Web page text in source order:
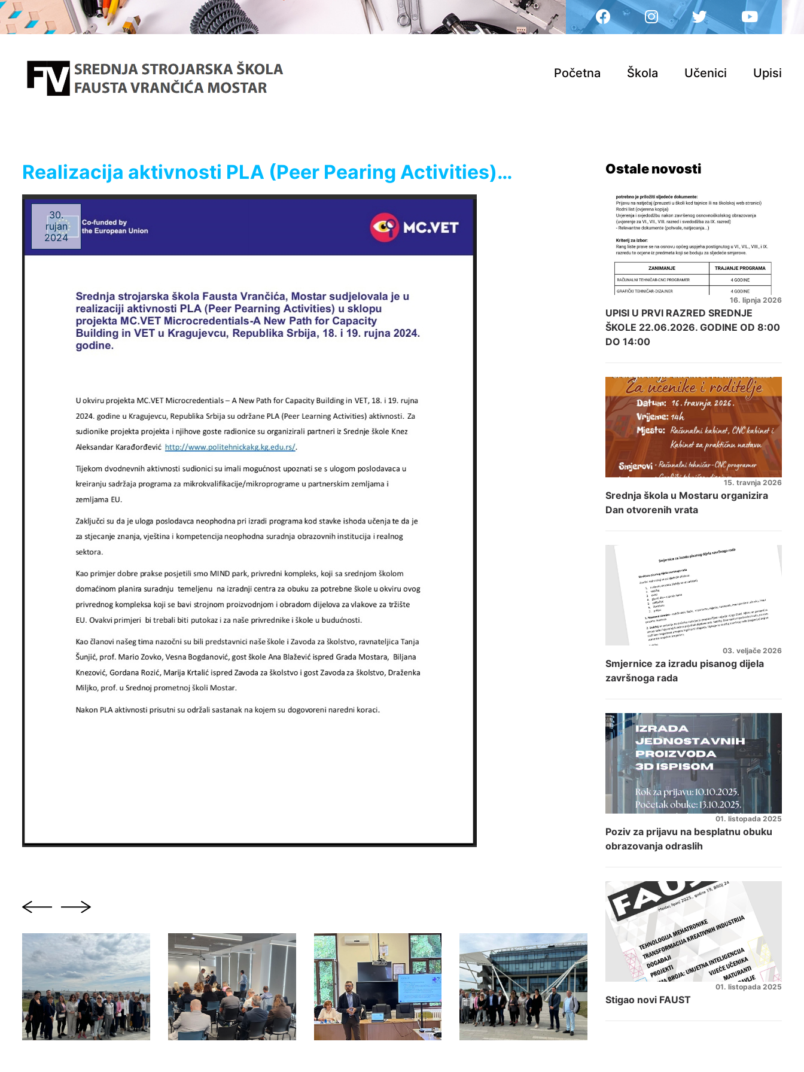
Početna Škola Učenici Upisi
Realizacija aktivnosti PLA (Peer Pearing Activities)…
30.
rujan
2024
Ostale novosti
16. lipnja 2026
UPISI U PRVI RAZRED SREDNJE
ŠKOLE 22.06.2026. GODINE OD 8:00
DO 14:00
15. travnja 2026
Srednja škola u Mostaru organizira
Dan otvorenih vrata
03. veljače 2026
Smjernice za izradu pisanog dijela
završnoga rada
01. listopada 2025
Poziv za prijavu na besplatnu obuku
obrazovanja odraslih
01. listopada 2025
Stigao novi FAUST